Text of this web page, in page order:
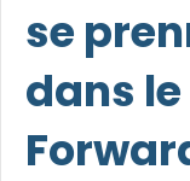
se
dans